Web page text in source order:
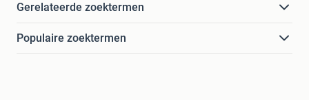
Gerelateerde zoektermen
Populaire zoektermen